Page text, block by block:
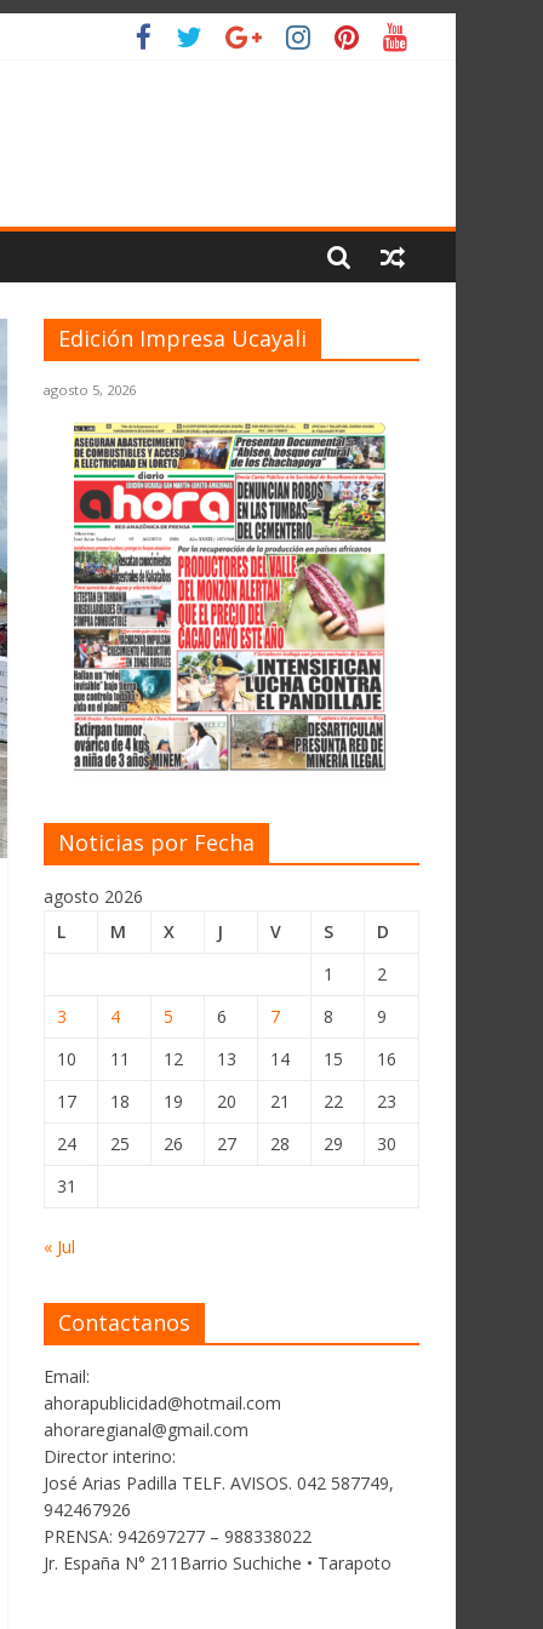
Edición Impresa Ucayali
agosto 5, 2026
Noticias por Fecha
agosto 2026
L
M X J V S
D
1
2
3
4 5 6 7 8
9
10
11 12 13 14 15
16
17
18 19 20 21 22
23
24
25 26 27 28 29
30
31
« Jul
Contactanos
Email:
ahorapublicidad@hotmail.com
ahoraregianal@gmail.com
Director interino:
José Arias Padilla TELF. AVISOS. 042 587749,
942467926
PRENSA: 942697277 – 988338022
Jr. España N° 211Barrio Suchiche • Tarapoto